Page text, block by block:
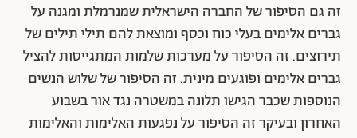
זה גם הסיפור של החברה הישראלית שמנרמלת ומגנה על
גברים אלימים בעלי כוח וכסף ומוצאת להם תילי תילים של
תירוצים. זה הסיפור על מערכות שלמות המתגייסות להציל
גברים אלימים ופוגעים מינית. זה הסיפור של שלוש הנשים
הנוספות שכבר הגישו תלונה במשטרה נגד אור בשבוע
האחרון ובעיקר זה הסיפור על נפגעות האלימות והאלימות